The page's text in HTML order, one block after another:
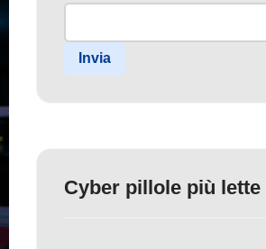
Invia
Cyber pillole più lette